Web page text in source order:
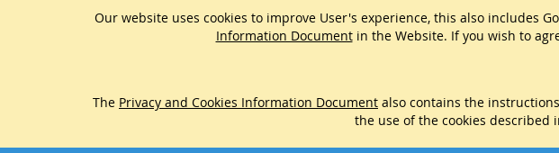
Our website uses cookies to improve User's experience, this also includes
Information Documentin the Website. If you wish to
The Privacy and Cookies Information Document also contains the
the use of the cookies described